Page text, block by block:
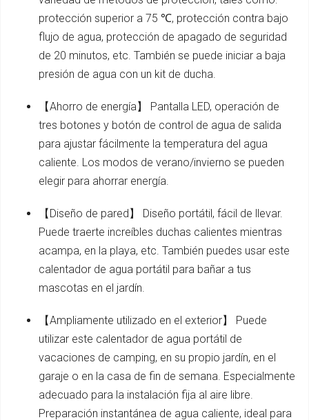
protección superior a 75 ℃, protección contra bajo
flujo de agua, protección de apagado de seguridad
de 20 minutos, etc. También se puede iniciar a baja
presión de agua con un kit de ducha.
【Ahorro de energía】 Pantalla LED, operación de
tres botones y botón de control de agua de salida
para ajustar fácilmente la temperatura del agua
caliente. Los modos de verano/invierno se pueden
elegir para ahorrar energía.
【Diseño de pared】 Diseño portátil, fácil de llevar.
Puede traerte increíbles duchas calientes mientras
acampa, en la playa, etc. También puedes usar este
calentador de agua portátil para bañar a tus
mascotas en el jardín.
【Ampliamente utilizado en el exterior】 Puede
utilizar este calentador de agua portátil de
vacaciones de camping, en su propio jardín, en el
garaje o en la casa de fin de semana. Especialmente
adecuado para la instalación fija al aire libre.
Preparación instantánea de agua caliente, ideal para